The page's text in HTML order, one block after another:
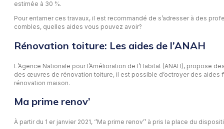
estimée à 30 %.
Pour entamer ces travaux, il est recommandé de s’adresser à des
combles, quelles aides vous pouvez avoir?
Rénovation toiture: Les aides de l’ANAH
L’Agence Nationale pour l’Amélioration de l’Habitat (ANAH),
des œuvres de rénovation toiture, il est possible d’octroyer des aides
rénovation maison.
Ma prime renov’
À partir du 1 er janvier 2021, ‘’Ma prime renov’’ à pris la place du